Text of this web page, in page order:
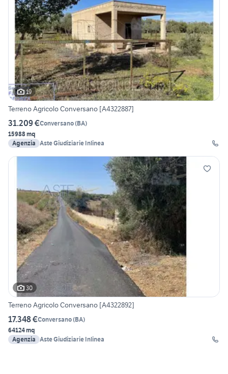
19
Terreno Agricolo Conversano [A4322887]
31.209 €Conversano(BA)
15988 mq
Agenzia Aste Giudiziarie Inlinea
30
Terreno Agricolo Conversano [A4322892]
17.348 €Conversano(BA)
64124 mq
Agenzia Aste Giudiziarie Inlinea